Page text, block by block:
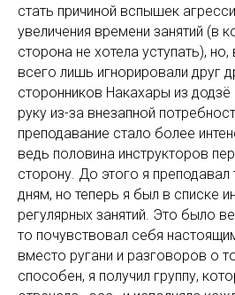
стать причиной вспышек
увеличения времени занятий (в
сторона не хотела уступать), но,
всего лишь игнорировали друг
сторонников Накахары из
руку из-за внезапной
преподавание стало более
ведь половина инструкторов
сторону. До этого я
дням, но теперь я был в списке
регулярных занятий. Это было
то почувствовал себя
вместо ругани и разговоров о
способен, я получил группу,